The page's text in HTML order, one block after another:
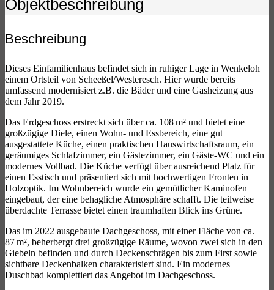
Objekt­beschreibung
Beschreibung
Dieses Einfamilienhaus befindet sich in ruhiger Lage in Wenkeloh
einem Ortsteil von Scheeßel/Westeresch. Hier wurde bereits
umfassend modernisiert z.B. die Bäder und eine Gasheizung aus
dem Jahr 2019.
Das Erdgeschoss erstreckt sich über ca. 108 m² und bietet eine
großzügige Diele, einen Wohn- und Essbereich, eine gut
ausgestattete Küche, einen praktischen Hauswirtschaftsraum, ein
geräumiges Schlafzimmer, ein Gästezimmer, ein Gäste-WC und ein
modernes Vollbad. Die Küche verfügt über ausreichend Platz für
einen Esstisch und präsentiert sich mit hochwertigen Fronten in
Holzoptik. Im Wohnbereich wurde ein gemütlicher Kaminofen
eingebaut, der eine behagliche Atmosphäre schafft. Die teilweise
überdachte Terrasse bietet einen traumhaften Blick ins Grüne.
Das im 2022 ausgebaute Dachgeschoss, mit einer Fläche von ca.
87 m², beherbergt drei großzügige Räume, wovon zwei sich in den
Giebeln befinden und durch Deckenschrägen bis zum First sowie
sichtbare Deckenbalken charakterisiert sind. Ein modernes
Duschbad komplettiert das Angebot im Dachgeschoss.